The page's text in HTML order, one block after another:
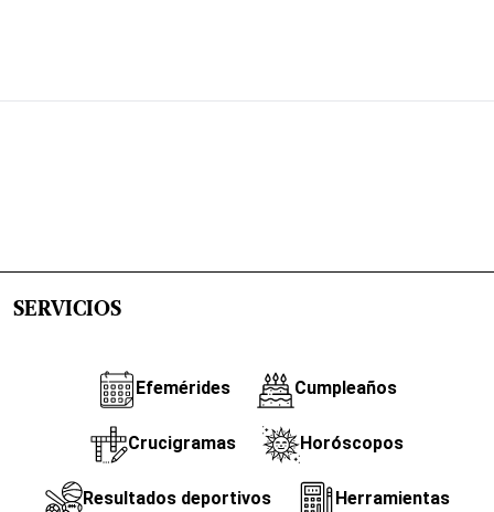
SERVICIOS
Efemérides Cumpleaños
Crucigramas Horóscopos
Resultados deportivos Herramientas